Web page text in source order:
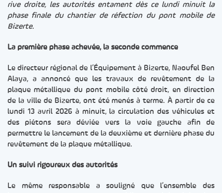
rive droite, les autorités entament dès ce lundi minuit la
phase finale du chantier de réfection du pont mobile de
Bizerte.
La première phase achevée, la seconde commence
Le directeur régional de l’Équipement à Bizerte, Naoufel Ben
Alaya, a annoncé que les travaux de revêtement de la
plaque métallique du pont mobile côté droit, en direction
de la ville de Bizerte, ont été menés à terme. À partir de ce
lundi 13 avril 2026 à minuit, la circulation des véhicules et
des piétons sera déviée vers la voie gauche afin de
permettre le lancement de la deuxième et dernière phase du
revêtement de la plaque métallique.
Un suivi rigoureux des autorités
Le même responsable a souligné que l’ensemble des